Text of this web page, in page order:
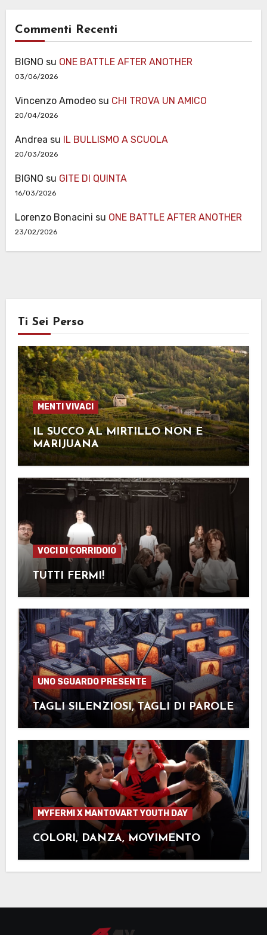
Commenti Recenti
BIGNO su ONE BATTLE AFTER ANOTHER
03/06/2026
Vincenzo Amodeosu CHI TROVA UN AMICO
20/04/2026
Andrea su IL BULLISMO A SCUOLA
20/03/2026
BIGNO su GITE DI QUINTA
16/03/2026
Lorenzo Bonacini su ONE BATTLE AFTER ANOTHER
23/02/2026
Ti Sei Perso
MENTI VIVACI
IL SUCCO AL MIRTILLO NON È
MARIJUANA
VOCI DI CORRIDOIO
TUTTI FERMI!
UNO SGUARDO PRESENTE
TAGLI SILENZIOSI, TAGLI DI PAROLE
MYFERMI X MANTOVART YOUTH DAY
COLORI, DANZA, MOVIMENTO